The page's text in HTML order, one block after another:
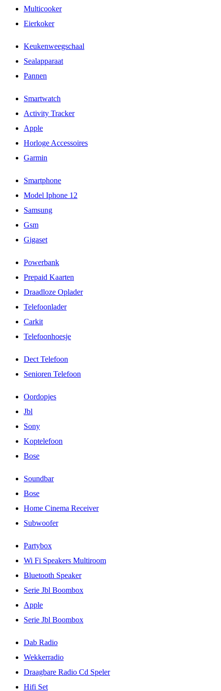
Multicooker
Eierkoker
Keukenweegschaal
Sealapparaat
Pannen
Smartwatch
Activity Tracker
Apple
Horloge Accessoires
Garmin
Smartphone
Model Iphone 12
Samsung
Gsm
Gigaset
Powerbank
Prepaid Kaarten
Draadloze Oplader
Telefoonlader
Carkit
Telefoonhoesje
Dect Telefoon
Senioren Telefoon
Oordopjes
Jbl
Sony
Koptelefoon
Bose
Soundbar
Bose
Home Cinema Receiver
Subwoofer
Partybox
Wi Fi Speakers Multiroom
Bluetooth Speaker
Serie Jbl Boombox
Apple
Serie Jbl Boombox
Dab Radio
Wekkerradio
Draagbare Radio Cd Speler
Hifi Set